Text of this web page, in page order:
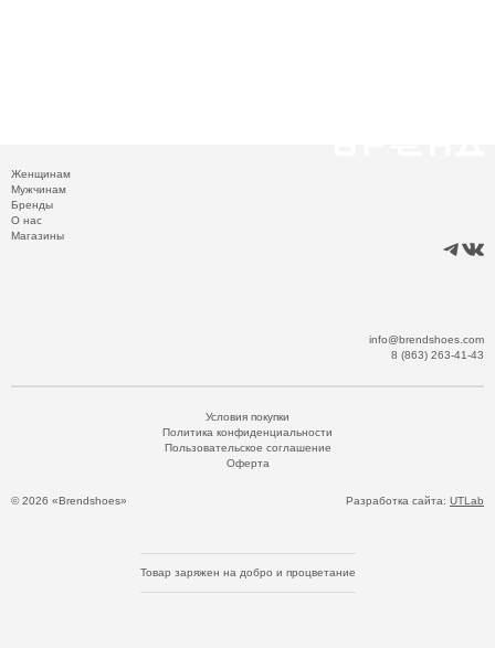
Женщинам
Мужчинам
Бренды
О нас
Магазины
info@brendshoes.com
8 (863) 263-41-43
© 2026 «Brendshoes»
Условия покупки
Политика конфиденциальности
Пользовательское соглашение
Оферта
Разработка сайта: UTLab
Товар заряжен на добро и процветание